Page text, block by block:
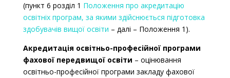
(пункт 6 розділ 1 Положення про акредитацію
освітніх програм, за якими здійснюється підготовка
здобувачів вищої освіти – далі – Положення 1).
Акредитація освітньо-професійної програми
фахової передвищої освіти – оцінювання
освітньо-професійної програми закладу фахової